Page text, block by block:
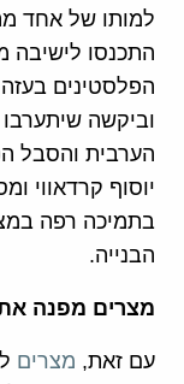
למותו של אחד
התכנסו לישיבה
הפלסטינים
וביקשה
הערבית והסבל
יוסוף קרדאווי
בתמיכה רפה
הבנייה.
מצרים מפנה
עם זאת, מצרים